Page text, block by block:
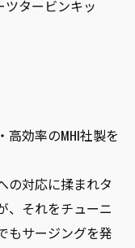
タービンキッ
効率のMHI社製を
の対応に揉まれタ
、それをチューニ
もサージングを発